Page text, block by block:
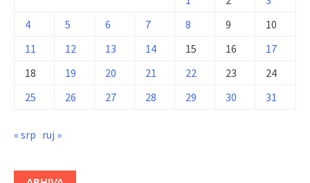
4
5 6 7 8 9
10
11
12 13 14 15 16
17
18
19 20 21 22 23
24
25
26 27 28 29 30 31
« srp ruj »